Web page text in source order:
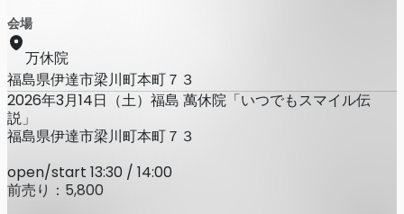
会場
万休院
福島県伊達市梁川町本町７３
2026年3月14日（土）福島 萬休院「いつでもスマイル伝
説」
福島県伊達市梁川町本町７３
open/start 13:30 / 14:00
前売り：5,800